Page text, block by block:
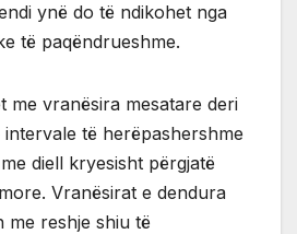
ynë do të ndikohet nga
të paqëndrueshme.
me vranësira mesatare deri
të herëpashershme
diell kryesisht përgjatë
Vranësirat e dendura
me reshje shiu të